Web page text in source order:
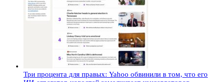
Три процента для правых: Yahoo обвинили в том, что его